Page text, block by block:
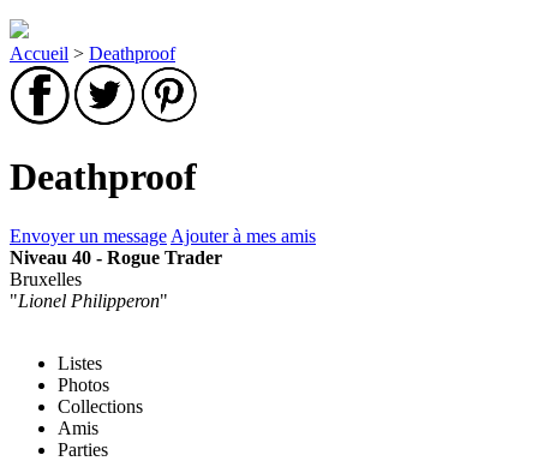
Accueil > Deathproof
Deathproof
Envoyer un message Ajouter à mes amis
Niveau 40 - Rogue Trader
Bruxelles
"Lionel Philipperon"
Listes
Photos
Collections
Amis
Parties